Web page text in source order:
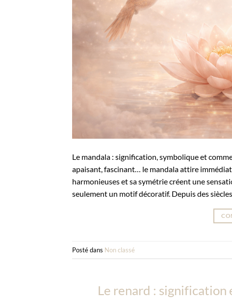
Le mandala : signification, symbolique et
apaisant, fascinant… le mandala attire
harmonieuses et sa symétrie créent une
seulement un motif décoratif. Depuis des
Posté dans Non classé
Le renard : signification